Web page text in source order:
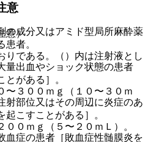
成分又はアミド型局所麻酔薬
者。
出血やショック状態の患者
とがある］。
部位又はその周辺に炎症のあ
こすことがある］。
症の患者［敗血症性髄膜炎を
意
意）
りである。（）内は注射液とし
３００ｍｇ（１０〜３０ｍ
０ｍｇ（５〜２０ｍＬ）。